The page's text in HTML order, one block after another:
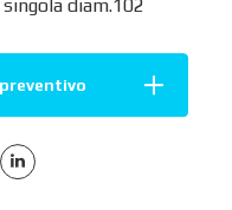
diam.102